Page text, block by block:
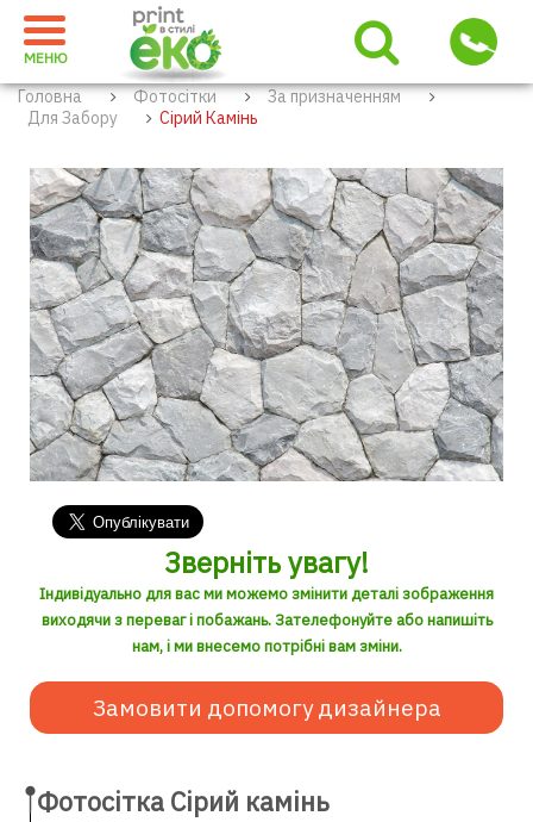
МЕНЮ
Головна Фотосітки
За призначенням
Для Забору
Сірий Камінь
Зверніть увагу!
Індивідуально для вас ми можемо змінити деталі зображення
виходячи з переваг і побажань. Зателефонуйте або напишіть
нам, і ми внесемо потрібні вам зміни.
Замовити допомогу дизайнера
Фотосітка Сірий камінь